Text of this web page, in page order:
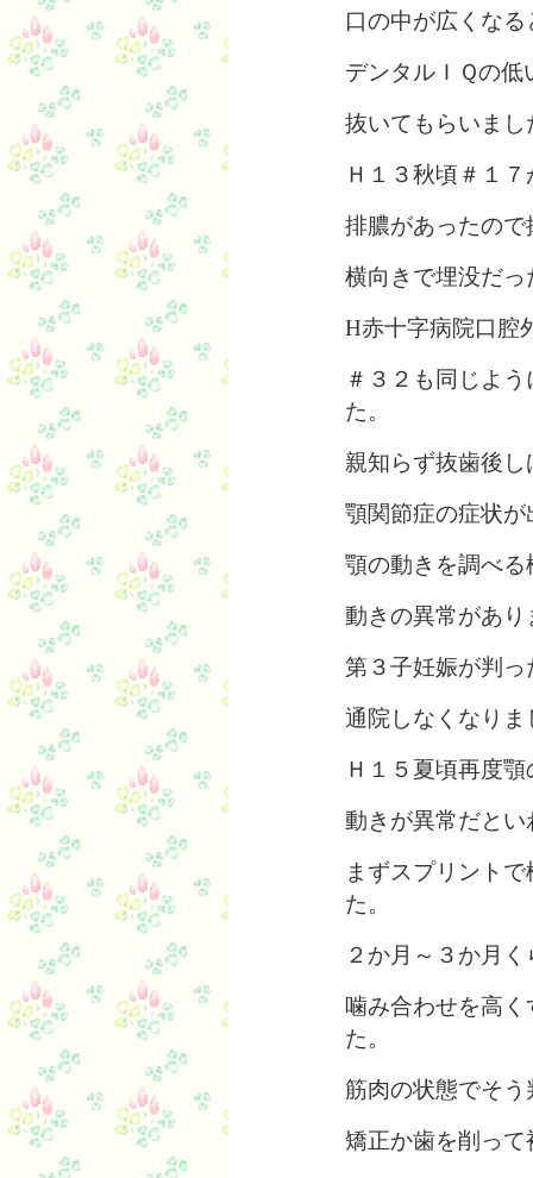
口の中が広くな
デンタルＩＱの
抜いてもらいまし
Ｈ１３秋頃＃１
排膿があったの
横向きで埋没だっ
H赤十字病院口腔
＃３２も同じよ
た。
親知らず抜歯後し
顎関節症の症状
顎の動きを調べ
動きの異常があり
第３子妊娠が判っ
通院しなくなりま
Ｈ１５夏頃再度
動きが異常だと
まずスプリント
た。
２か月～３か月
噛み合わせを高
た。
筋肉の状態でそ
矯正か歯を削っ